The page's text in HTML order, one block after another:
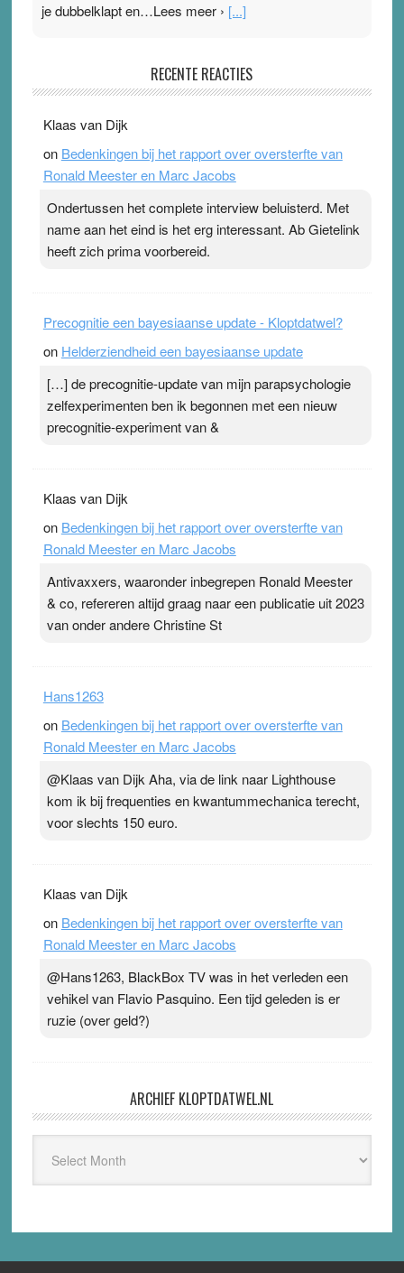
je dubbelklapt en…Lees meer › [...]
Ward van Beek
topsporters. Ze hopen ermee hun hartslag te verlagen
terwijl ze meer zuurstof opnemen. Daarop heeft zo’n
pleister geen effect. Maar het gevoel ‘makkelijker te
Pleisterplakkers in de topspsort ›[...]
RECENTE REACTIES
Klaas van Dijk
on Bedenkingen bij het rapport over oversterfte van
Ronald Meester en Marc Jacobs
Ondertussen het complete interview beluisterd. Met
name aan het eind is het erg interessant. Ab Gietelink
heeft zich prima voorbereid.
Precognitie een bayesiaanse update - Kloptdatwel?
on Helderziendheid een bayesiaanse update
[…] de precognitie-update van mijn parapsychologie
zelfexperimenten ben ik begonnen met een nieuw
precognitie-experiment van &
Klaas van Dijk
on Bedenkingen bij het rapport over oversterfte van
Ronald Meester en Marc Jacobs
Antivaxxers, waaronder inbegrepen Ronald Meester
& co, refereren altijd graag naar een publicatie uit 2023
van onder andere Christine St
Hans1263
on Bedenkingen bij het rapport over oversterfte van
Ronald Meester en Marc Jacobs
@Klaas van Dijk Aha, via de link naar Lighthouse
kom ik bij frequenties en kwantummechanica terecht,
voor slechts 150 euro.
Klaas van Dijk
on Bedenkingen bij het rapport over oversterfte van
Ronald Meester en Marc Jacobs
@Hans1263, BlackBox TV was in het verleden een
vehikel van Flavio Pasquino. Een tijd geleden is er
ruzie (over geld?)
ARCHIEF KLOPTDATWEL.NL
Kloptdatwel.nl